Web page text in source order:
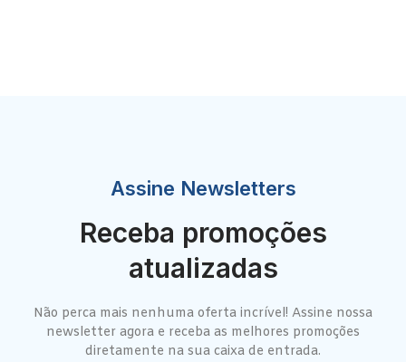
Assine Newsletters
Receba promoções
atualizadas
Não perca mais nenhuma oferta incrível! Assine nossa
newsletter agora e receba as melhores promoções
diretamente na sua caixa de entrada.